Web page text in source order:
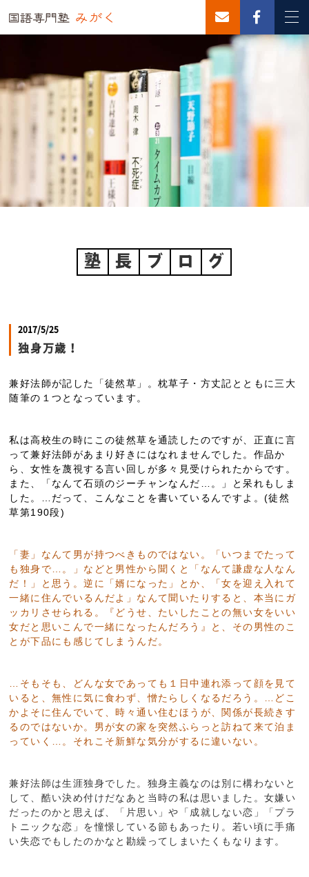
塾 長 ブ ロ グ
2017/5/25
独身万歳！
兼好法師が記した「徒然草」。枕草子・方丈記とともに三大
随筆の１つとなっています。
私は高校生の時にこの徒然草を通読したのですが、正直に言
って兼好法師があまり好きにはなれませんでした。作品か
ら、女性を蔑視する言い回しが多々見受けられたからです。
また、「なんて石頭のジーチャンなんだ…。」と呆れもしま
した。…だって、こんなことを書いているんですよ。(徒然
草第190段)
「妻」なんて男が持つべきものではない。「いつまでたって
も独身で…。」などと男性から聞くと「なんて謙虚な人なん
だ！」と思う。逆に「婿になった」とか、「女を迎え入れて
一緒に住んでいるんだよ」なんて聞いたりすると、本当にガ
ッカリさせられる。
『どうせ、たいしたことの無い女をいい
女だと思いこんで一緒になったんだろう』と、その男性のこ
とが下品にも感じてしまうんだ。
…そもそも、どんな女であっても１日中連れ添って顔を見て
いると、無性に気に食わず、憎たらしくなるだろう。…どこ
かよそに住んでいて、時々通い住むほうが、関係が長続きす
るのではないか。男が女の家を突然ふらっと訪ねて来て泊ま
っていく…。それこそ新鮮な気分がするに違いない。
兼好法師は生涯独身でした。独身主義なのは別に構わないと
して、酷い決め付けだなあと当時の私は思いました。女嫌い
だったのかと思えば、「片思い」や「成就しない恋」「プラ
トニックな恋」を憧憬している節もあったり。若い頃に手痛
い失恋でもしたのかなと勘繰ってしまいたくもなります。